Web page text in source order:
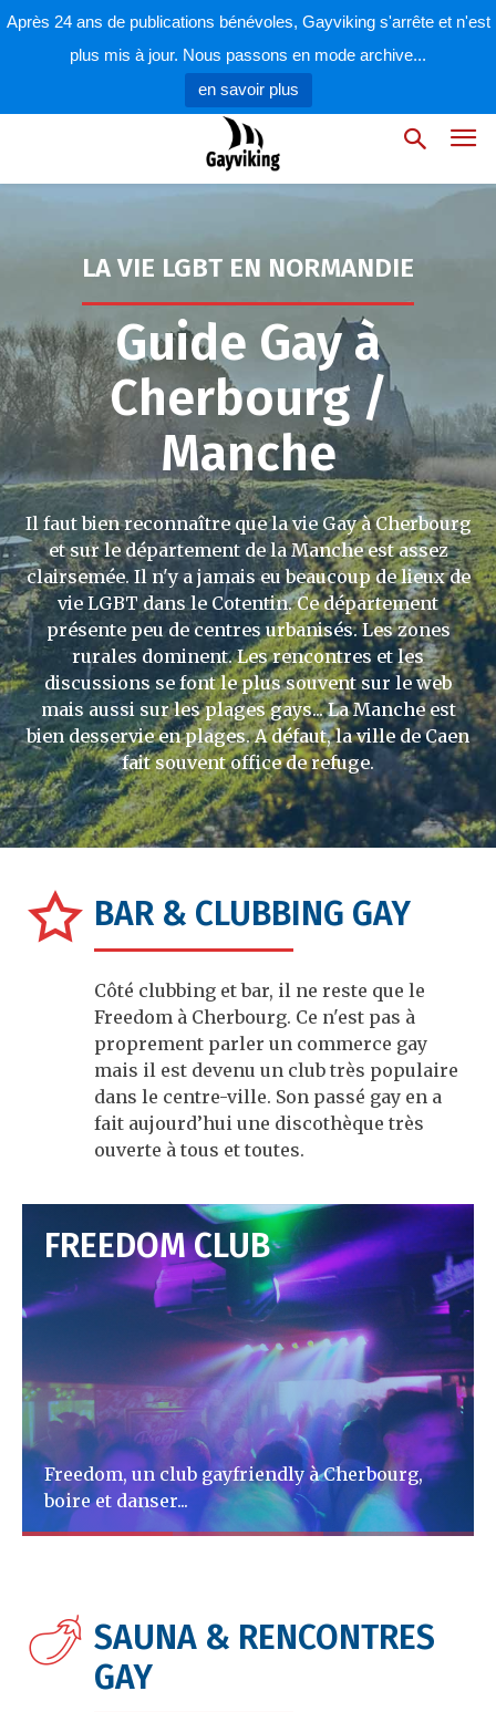
Après 24 ans de publications bénévoles, Gayviking s'arrête et n'est
plus mis à jour. Nous passons en mode archive...
en savoir plus
LA VIE LGBT EN NORMANDIE
Guide Gay à
Cherbourg /
Manche
Il faut bien reconnaître que la vie Gay à Cherbourg
et sur le département de la Manche est assez
clairsemée. Il n'y a jamais eu beaucoup de lieux de
vie LGBT dans le Cotentin. Ce département
présente peu de centres urbanisés. Les zones
rurales dominent. Les rencontres et les
discussions se font le plus souvent sur le web
mais aussi sur les plages gays... La Manche est
bien desservie en plages. A défaut, la ville de Caen
fait souvent office de refuge.
BAR & CLUBBING GAY
Côté clubbing et bar, il ne reste que le
Freedom à Cherbourg. Ce n'est pas à
proprement parler un commerce gay
mais il est devenu un club très populaire
dans le centre-ville. Son passé gay en a
fait aujourd’hui une discothèque très
ouverte à tous et toutes.
FREEDOM CLUB
Freedom, un club gayfriendly à Cherbourg,
boire et danser...
SAUNA & RENCONTRES
GAY